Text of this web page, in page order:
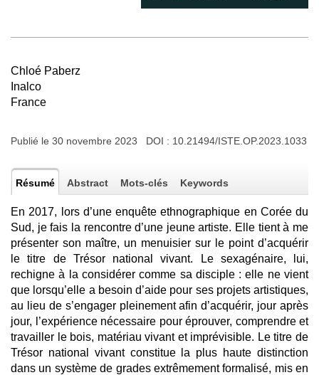
Chloé Paberz
Inalco
France
Publié le 30 novembre 2023 DOI : 10.21494/ISTE.OP.2023.1033
Résumé Abstract Mots-clés Keywords
En 2017, lors d’une enquête ethnographique en Corée du
Sud, je fais la rencontre d’une jeune artiste. Elle tient à me
présenter son maître, un menuisier sur le point d’acquérir
le titre de Trésor national vivant. Le sexagénaire, lui,
rechigne à la considérer comme sa disciple : elle ne vient
que lorsqu’elle a besoin d’aide pour ses projets artistiques,
au lieu de s’engager pleinement afin d’acquérir, jour après
jour, l’expérience nécessaire pour éprouver, comprendre et
travailler le bois, matériau vivant et imprévisible. Le titre de
Trésor national vivant constitue la plus haute distinction
dans un système de grades extrêmement formalisé, mis en